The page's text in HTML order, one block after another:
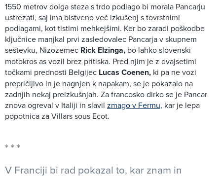
1550 metrov dolga steza s trdo podlago bi morala Pancarju
ustrezati, saj ima bistveno več izkušenj s tovrstnimi
podlagami, kot tistimi mehkejšimi. Ker bo zaradi poškodbe
ključnice manjkal prvi zasledovalec Pancarja v skupnem
seštevku, Nizozemec Rick Elzinga, bo lahko slovenski
motokros as vozil brez pritiska. Pred njim je z dvajsetimi
točkami prednosti Belgijec Lucas Coenen, ki pa ne vozi
prepričljivo in je nagnjen k napakam, se je pokazalo na
zadnjih nekaj preizkušnjah. Za francosko dirko se je Pancar
znova ogreval v Italiji in slavil zmago v Fermu, kar je lepa
popotnica za Villars sous Ecot.
V Franciji bi rad pokazal to, kar znam in